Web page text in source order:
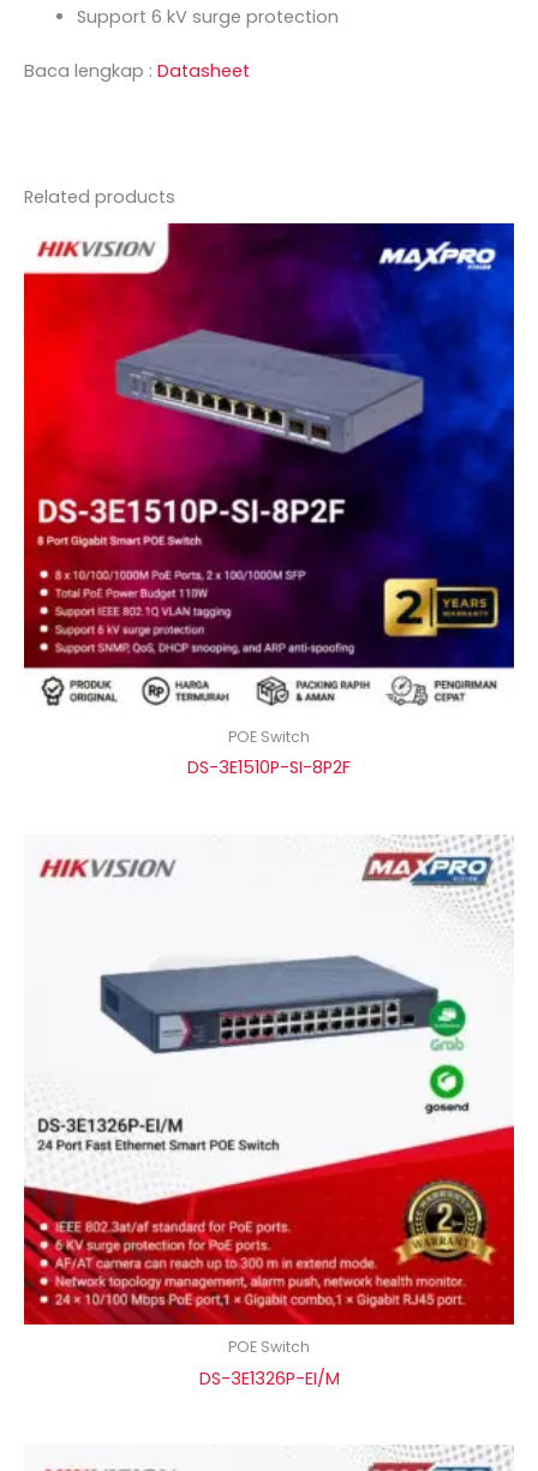
Support 6 kV surge protection
Baca lengkap : Datasheet
Related products
POE Switch
DS-3E1510P-SI-8P2F
POE Switch
DS-3E1326P-EI/M